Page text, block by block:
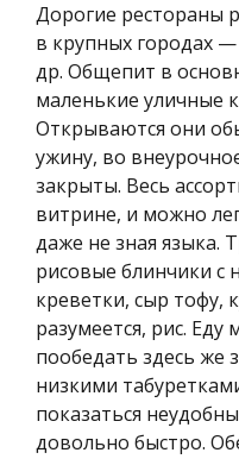
Дорогие рестораны
в крупных городах
др. Общепит в
маленькие уличные
Открываются они
ужину, во
закрыты. Весь
витрине, и можно
даже не зная
рисовые блинчики с
креветки, сыр тофу,
разумеется, рис.
пообедать здесь же
низкими
показаться
довольно быстро.